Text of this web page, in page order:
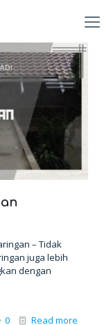
– Tidak
juga lebih
dengan
0 Read more